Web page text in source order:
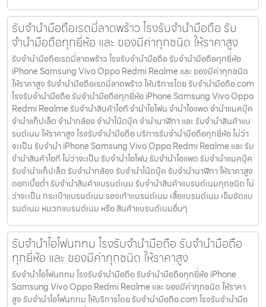
รับจำนำมือถือเรดมี่ลาดพร้าว โรงรับจำนำมือถือ รับ
จำนำมือถือทุกยี่ห้อ และ ของมีค่าทุกชนิด ให้ราคาสูง
รับจำนำมือถือเรดมี่ลาดพร้าว โรงรับจำนำมือถือ รับจำนำมือถือทุกยี่ห้อ
iPhone Samsung Vivo Oppo Redmi Realme และ ของมีค่าทุกชนิด
ให้ราคาสูง รับจำนำมือถือเรดมี่ลาดพร้าว ให้บริการโดย รับจํานํามือถือ.com
โรงรับจำนำมือถือ รับจำนำมือถือทุกยี่ห้อ iPhone Samsung Vivo Oppo
Redmi Realme รับจำนำสินค้าไอที จำนำไอโฟน จำนำไอแพด จำนำแมคบุ๊ค
จำนำแท็ปเล็ต จำนำกล้อง จำนำโน๊ตบุ๊ค จำนำนาฬิกา และ รับจำนำสินค้าแบ
รนด์เนม ให้ราคาสูง โรงรับจำนำมือถือ บริการรับจำนำมือถือทุกยี่ห้อ ไม่ว่า
จะเป็น รับจำนำ iPhone Samsung Vivo Oppo Redmi Realme และ รับ
จำนำสินค้าไอที ไม่ว่าจะเป็น รับจำนำไอโฟน รับจำนำไอแพด รับจำนำแมคบุ๊ค
รับจำนำแท็ปเล็ต รับจำนำกล้อง รับจำนำโน๊ตบุ๊ค รับจำนำนาฬิกา ให้ราคาสูง
ดอกเบี้ยต่ำ รับจำนำสินค้าแบรนด์เนม รับจำนำสินค้าแบรนด์เนมทุกชนิด ไม่
ว่าจะเป็น กระเป๋าแบรนด์เนม รองเท้าแบรนด์เนม เสื้อแบรนด์เนม เข็มขัดแบ
รนด์เนม หมวกแบรนด์เนม หรือ สินค้าแบรนด์เนมอื่นๆ
รับจำนำไอโฟนกทม โรงรับจำนำมือถือ รับจำนำมือถือ
ทุกยี่ห้อ และ ของมีค่าทุกชนิด ให้ราคาสูง
รับจำนำไอโฟนกทม โรงรับจำนำมือถือ รับจำนำมือถือทุกยี่ห้อ iPhone
Samsung Vivo Oppo Redmi Realme และ ของมีค่าทุกชนิด ให้ราคา
สูง รับจำนำไอโฟนกทม ให้บริการโดย รับจํานํามือถือ.com โรงรับจำนำมือ